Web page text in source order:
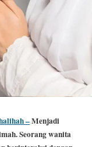
–Menjadi
Seorang wanita